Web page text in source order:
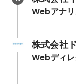
Webアナリ
株式会社
Webディ